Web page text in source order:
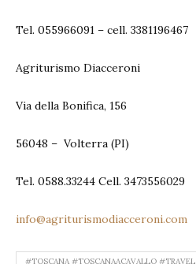
Tel. 055966091 – cell. 3381196467
Agriturismo Diacceroni
Via della Bonifica, 156
56048 – Volterra (PI)
Tel. 0588.33244 Cell. 3473556029
info@agriturismodiacceroni.com
#TOSCANA #TOSCANAACAVALLO #TRAVEL